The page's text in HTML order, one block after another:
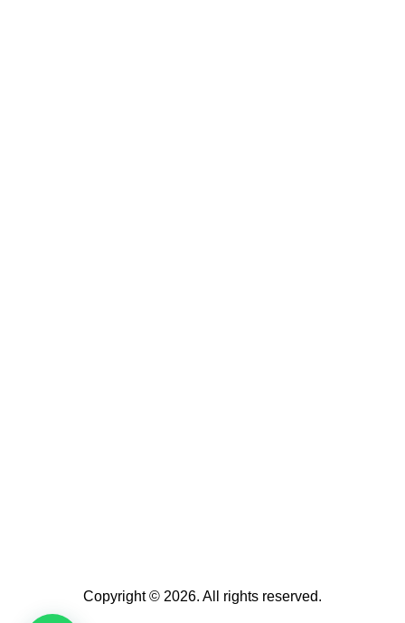
Copyright © 2026. All rights reserved.